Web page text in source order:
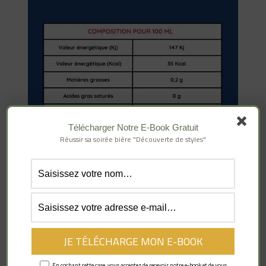
En comparant les valeurs énergétiques de la 1664
Télécharger Notre E-Book Gratuit
Réussir sa soirée bière "Découverte de styles"